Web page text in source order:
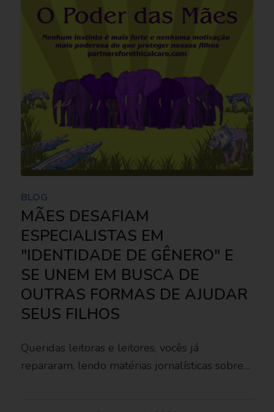
BLOG
MÃES DESAFIAM
ESPECIALISTAS EM
"IDENTIDADE DE GÊNERO" E
SE UNEM EM BUSCA DE
OUTRAS FORMAS DE AJUDAR
SEUS FILHOS
Queridas leitoras e leitores, vocês já
repararam, lendo matérias jornalísticas sobre…